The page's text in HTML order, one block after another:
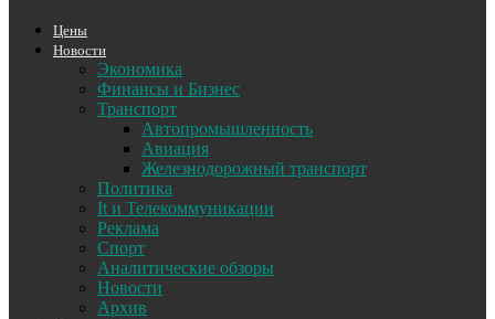
Цены
Новости
Экономика
Финансы и Бизнес
Транспорт
Автопромышленность
Авиация
Железнодорожный транспорт
Политика
It и Телекоммуникации
Реклама
Спорт
Аналитические обзоры
Новости
Архив